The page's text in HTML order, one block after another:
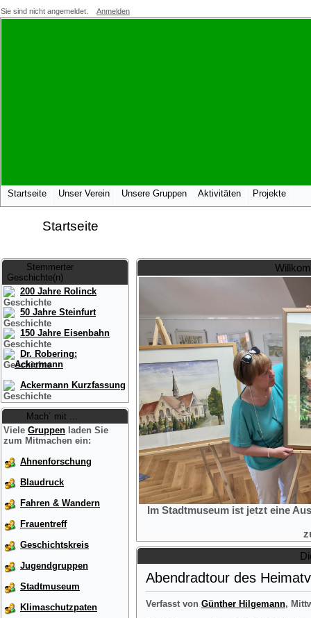
Sie sind nicht angemeldet. Anmelden
Startseite Unser Verein Unsere Gruppen Aktivitäten Projekte
Startseite
Stemmerter
Geschichte(n)
200 Jahre Rolinck
50 Jahre Steinfurt
150 Jahre Eisenbahn
Dr. Robering:
Ackermann
Ackermann Kurzfassung
Mach´ mit ...
Viele Gruppen laden Sie
zum Mitmachen ein:
Ahnenforschung
Blaudruck
Fahren & Wandern
Frauentreff
Geschichtskreis
Jugendgruppen
Stadtmuseum
Klimaschutzpaten
Im Stadtmuseum ist jetzt eine
Abendradtour des
Verfasst von Günther Hilgemann,